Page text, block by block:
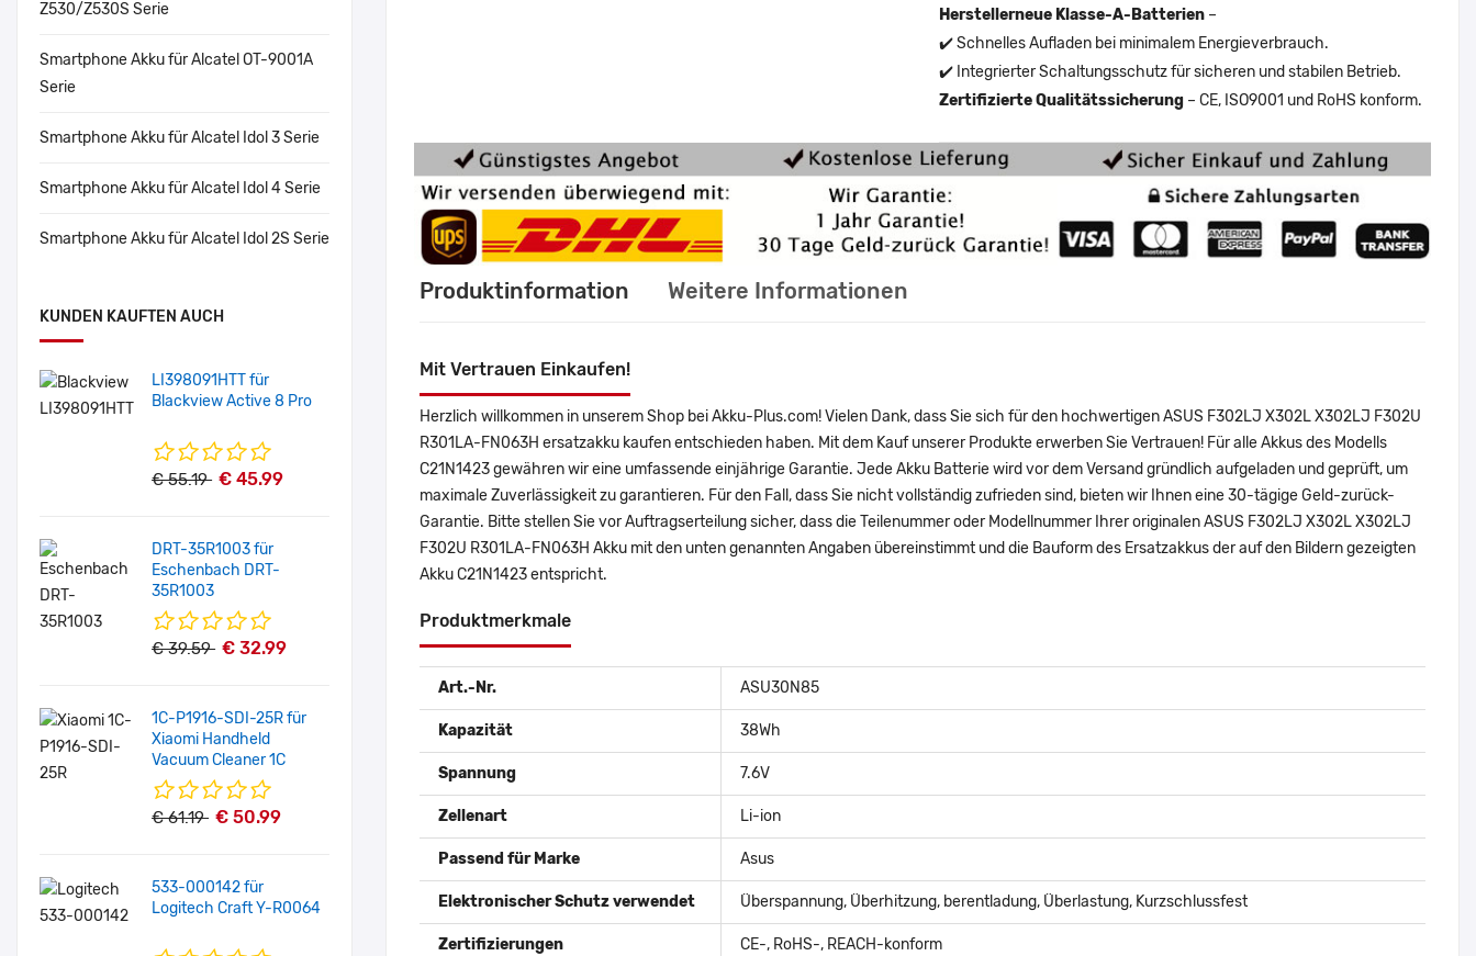
Z530/Z530S Serie
Smartphone Akku für Alcatel OT-9001A
Serie
Smartphone Akku für Alcatel Idol 3 Serie
Smartphone Akku für Alcatel Idol 4 Serie
Smartphone Akku für Alcatel Idol 2S Serie
KUNDEN KAUFTEN AUCH
LI398091HTT für
Blackview Active 8 Pro
€ 55.19 € 45.99
DRT-35R1003 für
Eschenbach DRT-
35R1003
€ 39.59 € 32.99
1C-P1916-SDI-25R für
Xiaomi Handheld
Vacuum Cleaner 1C
€ 61.19 € 50.99
533-000142 für
Logitech Craft Y-R0064
Herstellerneue Klasse-A-Batterien –
✔️ Schnelles Aufladen bei minimalem Energieverbrauch.
✔️ Integrierter Schaltungsschutz für sicheren und stabilen Betrieb.
Zertifizierte Qualitätssicherung – CE, ISO9001 und RoHS konform.
Produktinformation Weitere Informationen
Mit Vertrauen Einkaufen!
Herzlich willkommen in unserem Shop bei Akku-Plus.com! Vielen Dank, dass Sie sich für den hochwertigen ASUS F302LJ X302L X302LJ F302U
R301LA-FN063H ersatzakku kaufen entschieden haben. Mit dem Kauf unserer Produkte erwerben Sie Vertrauen! Für alle Akkus des Modells
C21N1423 gewähren wir eine umfassende einjährige Garantie. Jede Akku Batterie wird vor dem Versand gründlich aufgeladen und geprüft, um
maximale Zuverlässigkeit zu garantieren. Für den Fall, dass Sie nicht vollständig zufrieden sind, bieten wir Ihnen eine 30-tägige Geld-zurück-
Garantie. Bitte stellen Sie vor Auftragserteilung sicher, dass die Teilenummer oder Modellnummer Ihrer originalen ASUS F302LJ X302L X302LJ
F302U R301LA-FN063H Akku mit den unten genannten Angaben übereinstimmt und die Bauform des Ersatzakkus der auf den Bildern gezeigten
Akku C21N1423 entspricht.
Produktmerkmale
Art.-Nr. ASU30N85
Kapazität 38Wh
Spannung 7.6V
Zellenart Li-ion
Passend für Marke Asus
Elektronischer Schutz verwendet Überspannung, Überhitzung, berentladung, Überlastung, Kurzschlussfest
Zertifizierungen
CE-, RoHS-, REACH-konform